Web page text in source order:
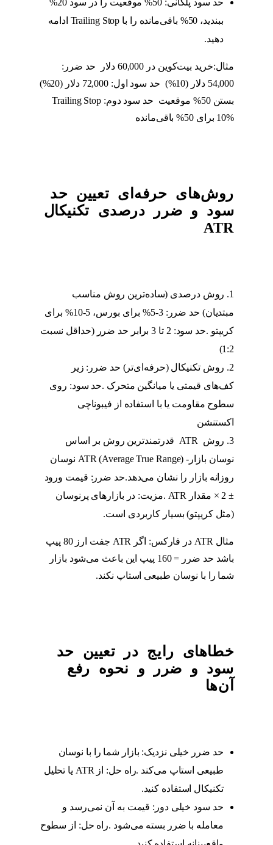
حد سود پلکانی: 50% موقعیت را در سود 20%
ببندید، 50% باقی‌مانده را با Trailing Stop ادامه
دهید.
مثال:خرید بیت‌کوین در 60,000 دلار حد ضرر:
54,000 دلار (10%) حد سود اول: 72,000 دلار (20%)
بستن 50% موقعیت حد سود دوم: Trailing Stop
10% برای 50% باقی‌مانده
روش‌های حرفه‌ای تعیین حد
سود و ضرر درصدی تکنیکال
ATR
روش درصدی (ساده‌ترین روش مناسب
مبتدیان) حد ضرر: 3-5% برای بورس، 5-10% برای
کریپتو .حد سود: 2 تا 3 برابر حد ضرر (حداقل نسبت
1:2)
روش تکنیکال (حرفه‌ای‌تر) حد ضرر: زیر
کف‌های قیمتی یا میانگین متحرک .حد سود: روی
سطوح مقاومت یا با استفاده از فیبوناچی
اکستنشن
روش ATR قدرتمندترین روش بر اساس
نوسان بازار- ATR (Average True Range) نوسان
روزانه بازار را نشان می‌دهد.حد ضرر: قیمت ورود
± 2 × مقدار ATR .مزیت: در بازارهای پرنوسان
(مثل کریپتو) بسیار کاربردی است.
مثال ATR در فارکس: اگر ATR جفت ارز 80 پیپ
باشد حد ضرر = 160 پیپ این باعث می‌شود بازار
شما را با نوسان طبیعی استاپ نکند.
خطاهای رایج در تعیین حد
سود و ضرر و نحوه رفع
آن‌ها
حد ضرر خیلی نزدیک: بازار شما را با نوسان
طبیعی استاپ می‌کند .راه حل: از ATR یا تحلیل
تکنیکال استفاده کنید.
حد سود خیلی دور: قیمت به آن نمی‌رسد و
معامله با ضرر بسته می‌شود .راه حل: از سطوح